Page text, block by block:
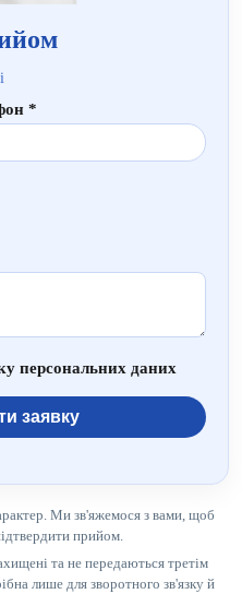
*
персональних даних
заявку
Ми зв'яжемося з вами, щоб
прийом.
та не передаються третім
лише для зворотного зв'язку й